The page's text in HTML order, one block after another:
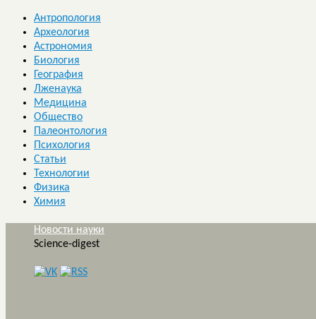
Антропология
Археология
Астрономия
Биология
География
Лженаука
Медицина
Общество
Палеонтология
Психология
Статьи
Технологии
Физика
Химия
Новости науки
Science-digest